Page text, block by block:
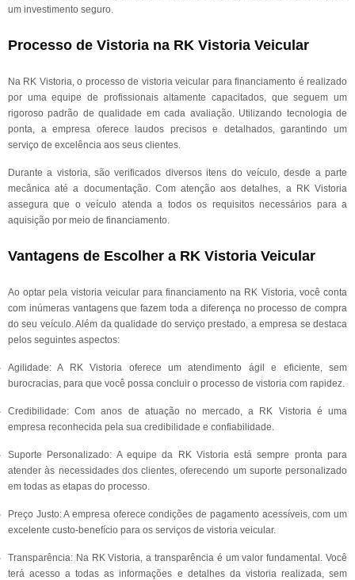
um investimento seguro.
Processo de Vistoria na RK Vistoria Veicular
Na RK Vistoria, o processo de vistoria veicular para financiamento é realizado
por uma equipe de profissionais altamente capacitados, que seguem um
rigoroso padrão de qualidade em cada avaliação. Utilizando tecnologia de
ponta, a empresa oferece laudos precisos e detalhados, garantindo um
serviço de excelência aos seus clientes.
Durante a vistoria, são verificados diversos itens do veículo, desde a parte
mecânica até a documentação. Com atenção aos detalhes, a RK Vistoria
assegura que o veículo atenda a todos os requisitos necessários para a
aquisição por meio de financiamento.
Vantagens de Escolher a RK Vistoria Veicular
Ao optar pela vistoria veicular para financiamento na RK Vistoria, você conta
com inúmeras vantagens que fazem toda a diferença no processo de compra
do seu veículo. Além da qualidade do serviço prestado, a empresa se destaca
pelos seguintes aspectos:
Agilidade: A RK Vistoria oferece um atendimento ágil e eficiente, sem
burocracias, para que você possa concluir o processo de vistoria com rapidez.
Credibilidade: Com anos de atuação no mercado, a RK Vistoria é uma
empresa reconhecida pela sua credibilidade e confiabilidade.
Suporte Personalizado: A equipe da RK Vistoria está sempre pronta para
atender às necessidades dos clientes, oferecendo um suporte personalizado
em todas as etapas do processo.
Preço Justo: A empresa oferece condições de pagamento acessíveis, com um
excelente custo-benefício para os serviços de vistoria veicular.
Transparência: Na RK Vistoria, a transparência é um valor fundamental. Você
terá acesso a todas as informações e detalhes da vistoria realizada, sem